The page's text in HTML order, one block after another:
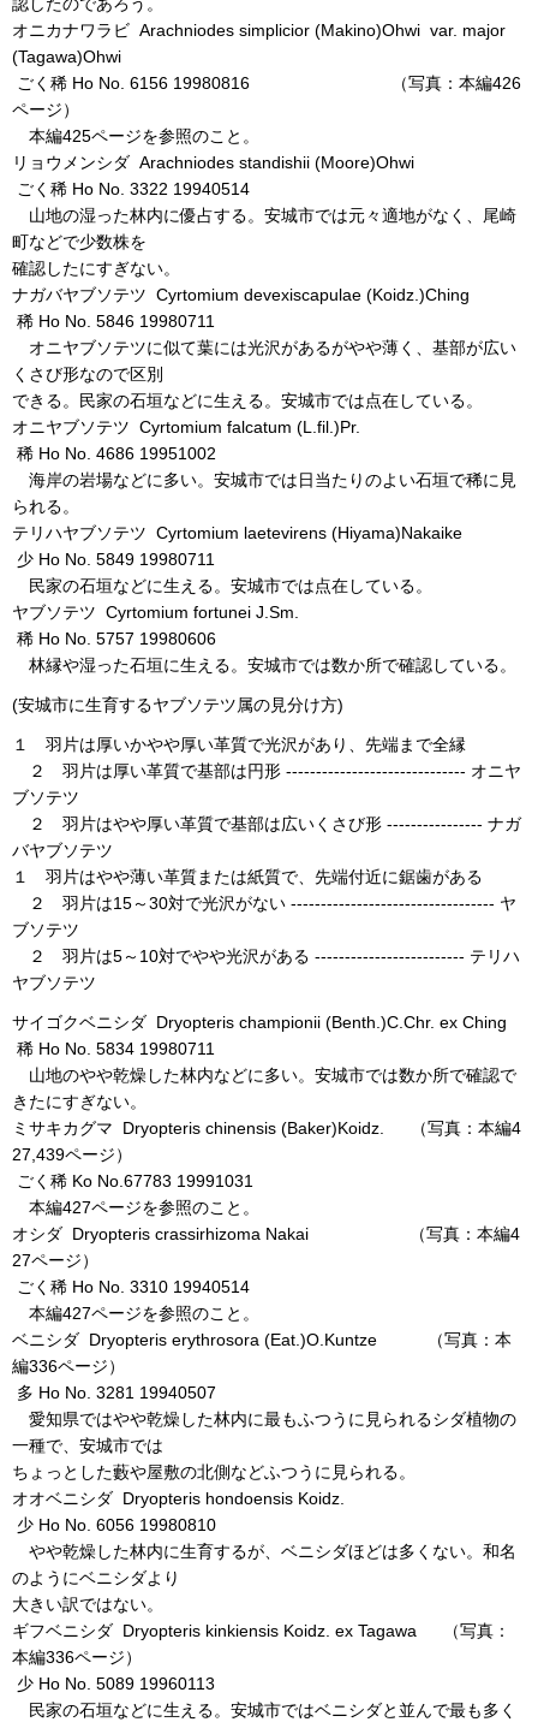
オニカナワラビ Arachniodes simplicior (Makino)Ohwi var. major
(Tagawa)Ohwi
ごく稀 Ho No. 6156 19980816 （写真：本編426
ページ）
本編425ページを参照のこと。
リョウメンシダ Arachniodes standishii (Moore)Ohwi
ごく稀 Ho No. 3322 19940514
山地の湿った林内に優占する。安城市では元々適地がなく、尾崎
町などで少数株を
確認したにすぎない。
ナガバヤブソテツ Cyrtomium devexiscapulae (Koidz.)Ching
稀 Ho No. 5846 19980711
オニヤブソテツに似て葉には光沢があるがやや薄く、基部が広い
くさび形なので区別
できる。民家の石垣などに生える。安城市では点在している。
オニヤブソテツ Cyrtomium falcatum (L.fil.)Pr.
稀 Ho No. 4686 19951002
海岸の岩場などに多い。安城市では日当たりのよい石垣で稀に見
られる。
テリハヤブソテツ Cyrtomium laetevirens (Hiyama)Nakaike
少 Ho No. 5849 19980711
民家の石垣などに生える。安城市では点在している。
ヤブソテツ Cyrtomium fortunei J.Sm.
稀 Ho No. 5757 19980606
林縁や湿った石垣に生える。安城市では数か所で確認している。
(安城市に生育するヤブソテツ属の見分け方)
１ 羽片は厚いかやや厚い革質で光沢があり、先端まで全縁
２ 羽片は厚い革質で基部は円形 ------------------------------ オニヤ
ブソテツ
２ 羽片はやや厚い革質で基部は広いくさび形 ---------------- ナガ
バヤブソテツ
１ 羽片はやや薄い革質または紙質で、先端付近に鋸歯がある
２ 羽片は15～30対で光沢がない ---------------------------------- ヤ
ブソテツ
２ 羽片は5～10対でやや光沢がある ------------------------- テリハ
ヤブソテツ
サイゴクベニシダ Dryopteris championii (Benth.)C.Chr. ex Ching
稀 Ho No. 5834 19980711
山地のやや乾燥した林内などに多い。安城市では数か所で確認で
きたにすぎない。
ミサキカグマ Dryopteris chinensis (Baker)Koidz. （写真：本編4
27,439ページ）
ごく稀 Ko No.67783 19991031
本編427ページを参照のこと。
オシダ Dryopteris crassirhizoma Nakai （写真：本編4
27ページ）
ごく稀 Ho No. 3310 19940514
本編427ページを参照のこと。
ベニシダ Dryopteris erythrosora (Eat.)O.Kuntze （写真：本
編336ページ）
多 Ho No. 3281 19940507
愛知県ではやや乾燥した林内に最もふつうに見られるシダ植物の
一種で、安城市では
ちょっとした藪や屋敷の北側などふつうに見られる。
オオベニシダ Dryopteris hondoensis Koidz.
少 Ho No. 6056 19980810
やや乾燥した林内に生育するが、ベニシダほどは多くない。和名
のようにベニシダより
大きい訳ではない。
ギフベニシダ Dryopteris kinkiensis Koidz. ex Tagawa （写真：
本編336ページ）
少 Ho No. 5089 19960113
民家の石垣などに生える。安城市ではベニシダと並んで最も多く